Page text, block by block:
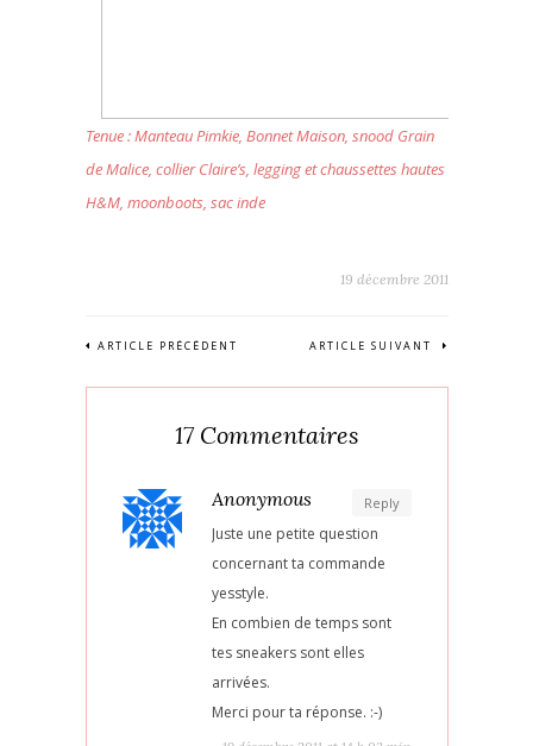
Tenue : Manteau Pimkie, Bonnet Maison, snood Grain
de Malice, collier Claire’s, legging et chaussettes hautes
H&M, moonboots, sac inde
19 décembre 2011
ARTICLE PRÉCÉDENT ARTICLE SUIVANT
17 Commentaires
Reply
Anonymous
Juste une petite question
concernant ta commande
yesstyle.
En combien de temps sont
tes sneakers sont elles
arrivées.
Merci pour ta réponse. :-)